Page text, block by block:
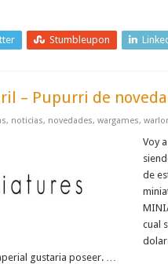
Stumbleupon
– Pupurri de
, noticias, novedades, wargames,
Voy
de
cual
gustaria poseer. …